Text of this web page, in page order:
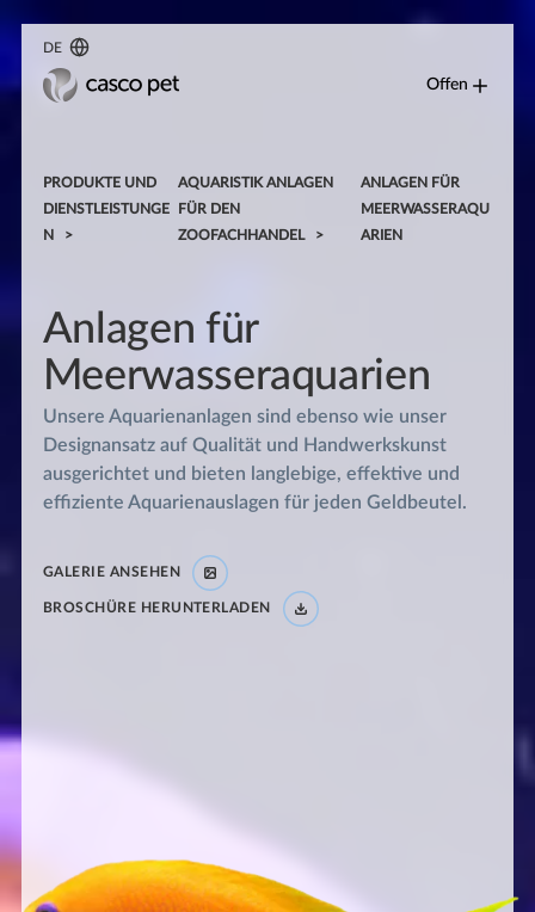
DE
Offen
PRODUKTE UND
DIENSTLEISTUNGE
N
AQUARISTIK ANLAGEN
FÜR DEN
ZOOFACHHANDEL
ANLAGEN FÜR
MEERWASSERAQU
ARIEN
Anlagen für
Meerwasseraquarien
Unsere Aquarienanlagen sind ebenso wie unser
Designansatz auf Qualität und Handwerkskunst
ausgerichtet und bieten langlebige, effektive und
effiziente Aquarienauslagen für jeden Geldbeutel.
GALERIE ANSEHEN
BROSCHÜRE HERUNTERLADEN